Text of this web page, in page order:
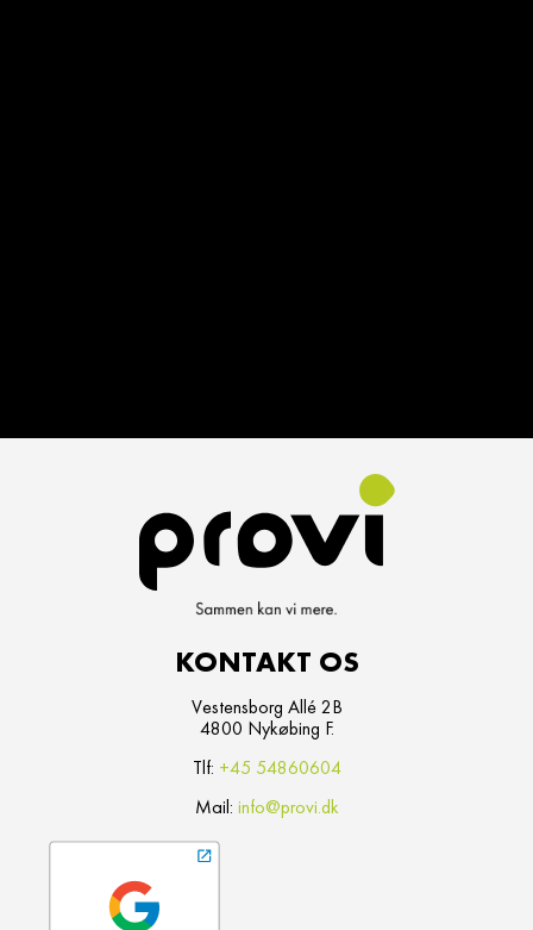
KONTAKT OS
Vestensborg Allé 2B
4800 Nykøbing F.
Tlf: +45 54860604
Mail: info@provi.dk